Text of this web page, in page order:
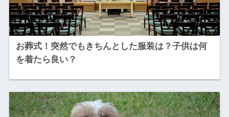
お葬式！突然でもきちんとした服装は？子供は何
を着たら良い？